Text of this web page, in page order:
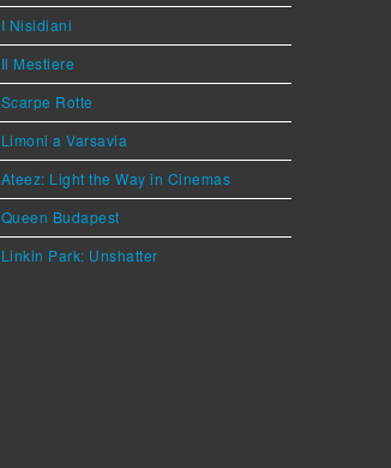
I Nisidiani
Il Mestiere
Scarpe Rotte
Limoni a Varsavia
Ateez: Light the Way in Cinemas
Queen Budapest
Linkin Park: Unshatter